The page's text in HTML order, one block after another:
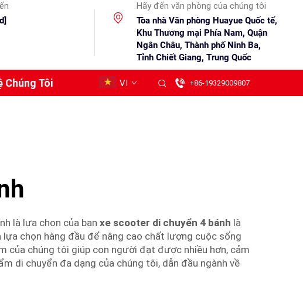
Hãy đến văn phòng của chúng tôi
Tòa nhà Văn phòng Huayue Quốc tế,
Khu Thương mại Phía Nam, Quận
Ngân Châu, Thành phố Ninh Ba,
Tỉnh Chiết Giang, Trung Quốc
Chúng Tôi VI +86-19329009807
là lựa chọn của bạn xe scooter di chuyển 4 bánh là
chọn hàng đầu để nâng cao chất lượng cuộc sống
của chúng tôi giúp con người đạt được nhiều hơn, cảm
di chuyển đa dạng của chúng tôi, dẫn đầu ngành về